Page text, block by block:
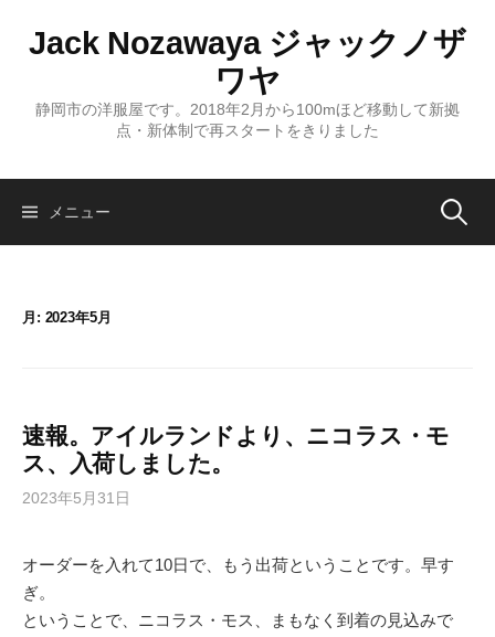
ス
Jack Nozawaya ジャックノザ
ワヤ
静岡市の洋服屋です。2018年2月から100mほど移動して新拠
点・新体制で再スタートをきりました
メニュー 検
月: 2023年5月
速報。アイルランドより、ニコラス・モ
ス、入荷しました。
2023年5月31日
オーダーを入れて10日で、もう出荷ということです。早す
ぎ。
ということで、ニコラス・モス、まもなく到着の見込みで